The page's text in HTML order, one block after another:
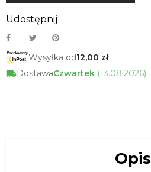
Udostępnij
Wysyłka od12,00 zł
DostawaCzwartek (13.08.2026)
Opis